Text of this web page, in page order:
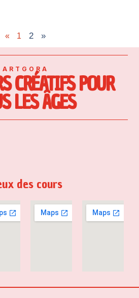
« 1 2 »
ARTGORA
CRÉATIFS POUR
LES ÂGES
des cours